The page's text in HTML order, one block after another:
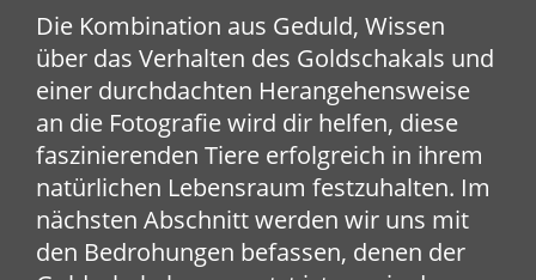
Die Kombination aus Geduld, Wissen
über das Verhalten des Goldschakals und
einer durchdachten Herangehensweise
an die Fotografie wird dir helfen, diese
faszinierenden Tiere erfolgreich in ihrem
natürlichen Lebensraum festzuhalten. Im
nächsten Abschnitt werden wir uns mit
den Bedrohungen befassen, denen der